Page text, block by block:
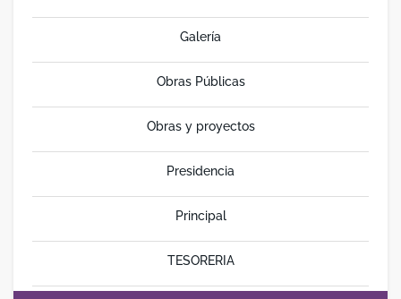
Galería
Obras Públicas
Obras y proyectos
Presidencia
Principal
TESORERIA